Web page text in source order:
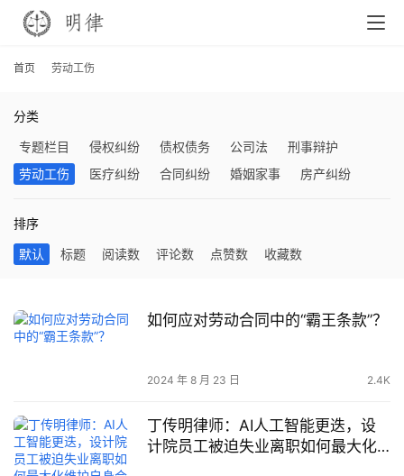
首页 劳动工伤
分类
专题栏目
侵权纠纷 债权债务 公司法
刑事辩护
劳动工伤
医疗纠纷 合同纠纷 婚姻家事 房产纠纷
排序
默认
标题 阅读数 评论数 点赞数 收藏数
如何应对劳动合同中的“霸王条款”？
2024 年 8 月 23 日 2.4K
丁传明律师：AI人工智能更迭，设
计院员工被迫失业离职如何最大化